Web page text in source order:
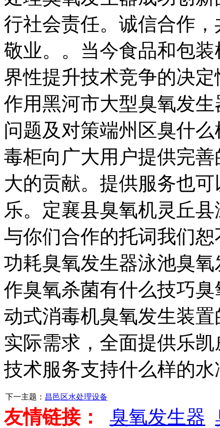
行社会责任。诚信合作
敬业。。当今食品和包
界性提升技术竞争的决
作用黑河市大型臭氧发
问题及对策端州区臭什
毒柜向广大用户提供完
大的贡献。提供服务也
乐。定襄县臭氧机灵丘
与你们合作的托词我们
功耗臭氧发生器泳池臭
作臭氧杀菌有什么技巧
动式消毒机臭氧发生装
实际需求，全面提供乐
技术服务支持什么样的
下一主题： 昌邑区水处理设备
友情链接： 臭氧发生器